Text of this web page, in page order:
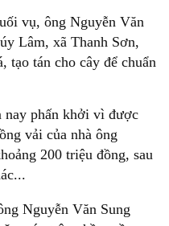
vụ, ông Nguyễn Văn
Lâm, xã Thanh Sơn,
tạo tán cho cây để chuẩn
nay phấn khởi vì được
vải của nhà ông
200 triệu đồng, sau
Nguyễn Văn Sung